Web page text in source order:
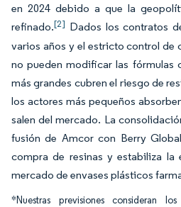
en 2024 debido a que la
refinado.[2] Dados los contratos
varios años y el estricto control de
no pueden modificar las fórmulas
más grandes cubren el riesgo de
los actores más pequeños
salen del mercado. La
fusión de Amcor con Berry
compra de resinas y estabiliza la
mercado de envases plásticos
*Nuestras previsiones consideran